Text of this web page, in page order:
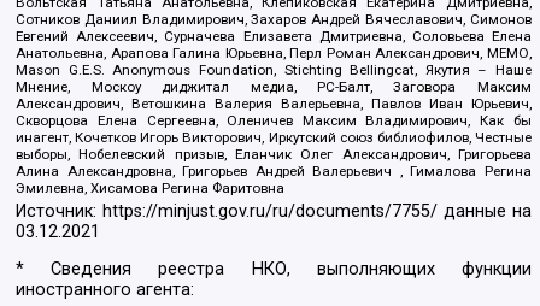
Сотников Даниил Владимирович, Захаров Андрей Вячеславович, Симонов
Евгений Алексеевич, Сурначева Елизавета Дмитриевна, Соловьева Елена
Анатольевна, Арапова Галина Юрьевна, Перл Роман Александрович, МЕМО,
Mason G.E.S. Anonymous Foundation, Stichting Bellingcat, Якутия – Наше
Мнение, Москоу диджитал медиа, РС-Балт, Заговора Максим
Александрович, Ветошкина Валерия Валерьевна, Павлов Иван Юрьевич,
Скворцова Елена Сергеевна, Оленичев Максим Владимирович, Как бы
инагент, Кочетков Игорь Викторович, Иркутский союз библиофилов, Честные
выборы, Нобелевский призыв, Еланчик Олег Александрович, Григорьева
Алина Александровна, Григорьев Андрей Валерьевич , Гималова Регина
Эмилевна, Хисамова Регина Фаритовна
Источник: https://minjust.gov.ru/ru/documents/7755/ данные на
03.12.2021
* Сведения реестра НКО, выполняющих функции
иностранного агента: